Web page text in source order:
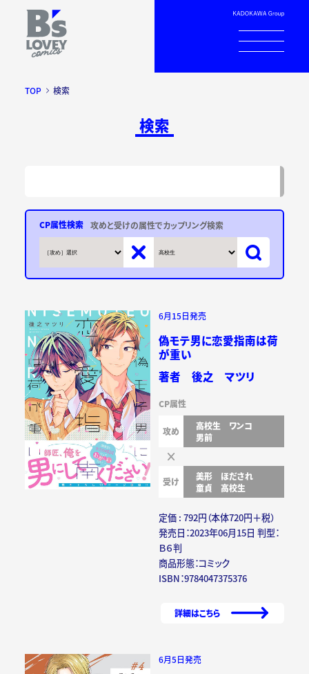
TOP 検索
検索
攻めと受けの属性でカップリング検索
CP属性検索
6月15日発売
偽モテ男に恋愛指南は荷
が重い
著者 後之 マツリ
CP属性
攻め 高校生
ワンコ
男前
受け 美形
ほだされ
童貞
高校生
定価 : 792円（本体720円＋税）
発売日：2023年06月15日 判型：
Ｂ６判
商品形態：コミック
ISBN：9784047375376
詳細はこちら
6月5日発売